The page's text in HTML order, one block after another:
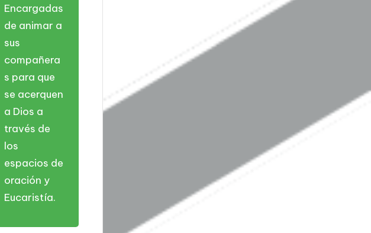
Encargadas
de animar a
sus
compañera
s para que
se acerquen
a Dios a
través de
los
espacios de
oración y
Eucaristía.